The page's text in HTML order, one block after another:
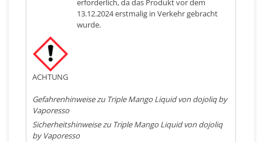
erforderlich, da das Produkt vor dem
13.12.2024 erstmalig in Verkehr gebracht
wurde.
ACHTUNG
Gefahrenhinweise zu Triple Mango Liquid von dojoliq by
Vaporesso
Sicherheitshinweise zu Triple Mango Liquid von dojoliq
by Vaporesso